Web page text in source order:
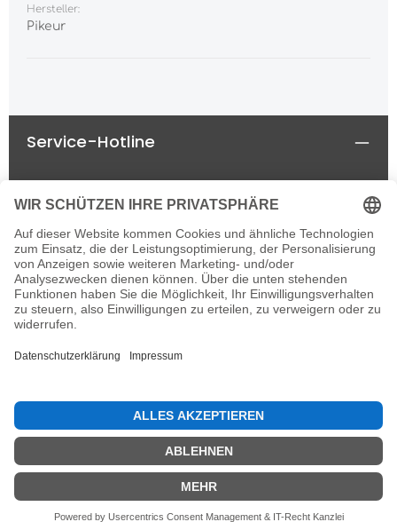
Hersteller:
Pikeur
Service-Hotline
Rechtliches
Informationen
Newsletter
© 2026 horseland-speyer.de - einzelne Rechte
vorbehalten, with
byIT&MORE e.K.
Alle Preise inkl. gesetzl. Mehrwertsteuer zzgl.
Versandkostenund ggf. Nachnahmegebühren, wenn
nicht anders angegeben.